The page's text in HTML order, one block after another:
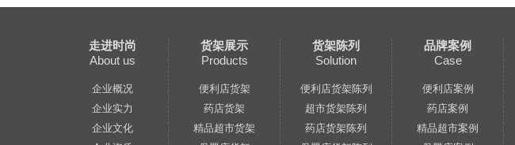
走进时尚
About us
企业概况
企业实力
企业文化
货架展示
Products
便利店货架
药店货架
精品超市货架
货架陈列
Solution
便利店货架陈列
超市货架陈列
药店货架陈列
品牌案例
Case
便利店案例
药店案例
精品超市案例